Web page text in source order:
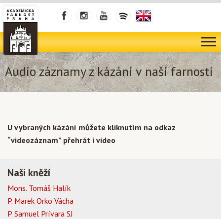
Audio záznamy z kázání v naší farnosti
U vybraných kázání můžete kliknutím na odkaz
“videozáznam” přehrát i video
Naši kněží
Mons. Tomáš Halík
P. Marek Orko Vácha
P. Samuel Prívara SJ